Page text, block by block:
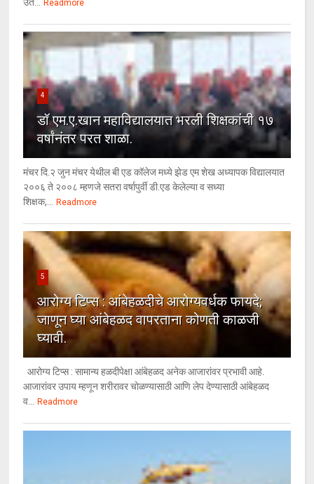
उत... Readmore
4
डॉ एम.ए.खान महाविद्यालयात भरली शिक्षकांची १७
वर्षांनंतर परत शाळा.
मंचर दि.२ जुन मंचर येथील बी एड कॉलेज मध्ये झेड एम शेख अध्यापक विद्यालयात
२००६ ते २००८ म्हणजे सतरा वर्षापुर्वी डी.एड केलेल्या व सध्या
शिक्षक,... Readmore
5
आरोग्य टिप्स : आंबेहळदीचे आरोग्यवर्धक फायदे;
जाणून घ्या आंबेहळद वापरताना कोणती काळजी
घ्यावी.
आरोग्य टिप्स : सामान्य हळदीपेक्षा आंबेहळद अनेक आजारांवर प्रभावी आहे.
आजारांवर उपाय म्हणून शरीरावर चोळण्यासाठी आणि लेप देण्यासाठी आंबेहळद
व... Readmore